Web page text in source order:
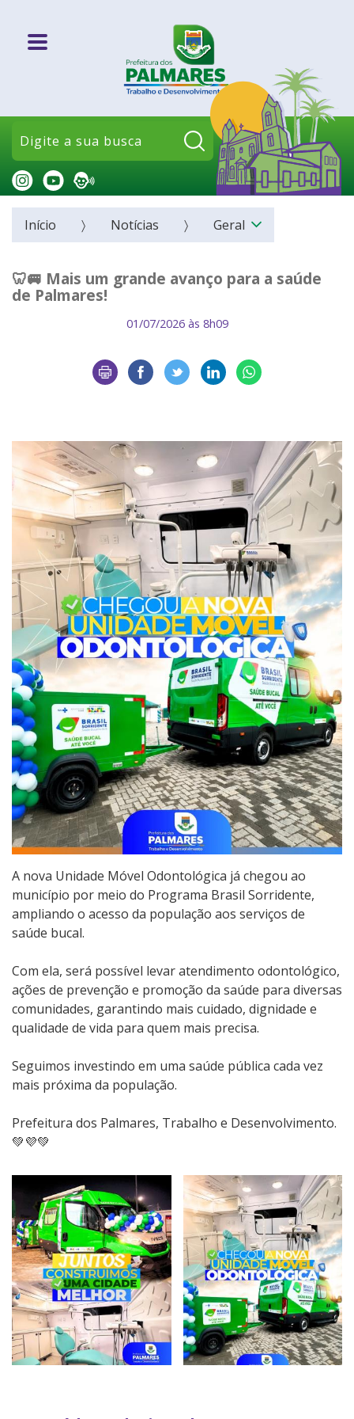
Pesquisar:
Início Notícias Geral
🦷🚐 Mais um grande avanço para a saúde
de Palmares!
01/07/2026 às 8h09
A nova Unidade Móvel Odontológica já chegou ao
município por meio do Programa Brasil Sorridente,
ampliando o acesso da população aos serviços de
saúde bucal.
Com ela, será possível levar atendimento odontológico,
ações de prevenção e promoção da saúde para diversas
comunidades, garantindo mais cuidado, dignidade e
qualidade de vida para quem mais precisa.
Seguimos investindo em uma saúde pública cada vez
mais próxima da população.
Prefeitura dos Palmares, Trabalho e Desenvolvimento.
💚💜💚